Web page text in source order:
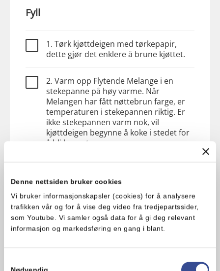
Denne nettsiden bruker cookies
Vi bruker informasjonskapsler (cookies) for å analysere
trafikken vår og for å vise deg video fra tredjepartssider,
som Youtube. Vi samler også data for å gi deg relevant
informasjon og markedsføring en gang i blant.
Fyll
1. Tørk kjøttdeigen med tørkepapir,
dette gjør det enklere å brune kjøttet.
2. Varm opp Flytende Melange i en
stekepanne på høy varme. Når
Melangen har fått nøttebrun farge, er
temperaturen i stekepannen riktig. Er
ikke stekepannen varm nok, vil
kjøttdeigen begynne å koke i stedet for
å bli brunet.
og stek til alt er gyllent og
4. Senk temperaturen på stekepannen
og rør inn finhakket løk og hvitløk. La alt
5. Tilsett tacokrydder og la det surre i 5